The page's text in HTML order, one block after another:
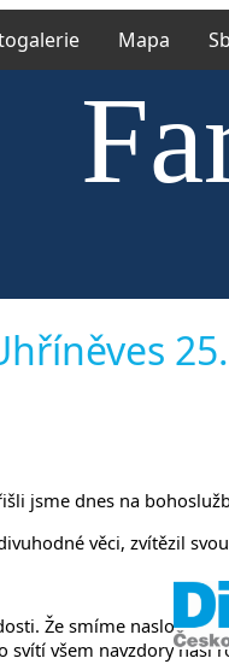
Mapa
jsme dnes na
věci, zvítězil
Že smíme
svítí všem navzdory naší